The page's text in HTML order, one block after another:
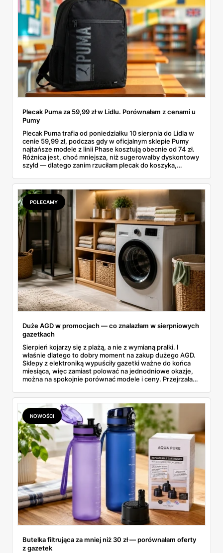
Plecak Puma za 59,99 zł w Lidlu. Porównałam z cenami u
Pumy
Plecak Puma trafia od poniedziałku 10 sierpnia do Lidla w
cenie 59,99 zł, podczas gdy w oficjalnym sklepie Pumy
najtańsze modele z linii Phase kosztują obecnie od 74 zł.
Różnica jest, choć mniejsza, niż sugerowałby dyskontowy
szyld — dlatego zanim rzuciłam plecak do koszyka,
rozpiska: co dokładnie sprzedaje Lidl, ile kosztują
odpowiedniki u producenta i komu ten zakup naprawdę
się opłaci.
POLECAMY
Duże AGD w promocjach — co znalazłam w sierpniowych
gazetkach
Sierpień kojarzy się z plażą, a nie z wymianą pralki. I
właśnie dlatego to dobry moment na zakup dużego AGD.
Sklepy z elektroniką wypuściły gazetki ważne do końca
miesiąca, więc zamiast polować na jednodniowe okazje,
można na spokojnie porównać modele i ceny. Przejrzałam
znalazłam, z cenami i terminami.
NOWOŚCI
Butelka filtrująca za mniej niż 30 zł — porównałam oferty
z gazetek